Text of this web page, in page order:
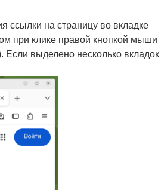
ссылки на страницу во вкладке
при клике правой кнопкой мыши
Если выделено несколько вкладок